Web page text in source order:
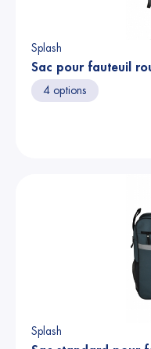
Splash
Sac pour fauteuil
4 options
Splash